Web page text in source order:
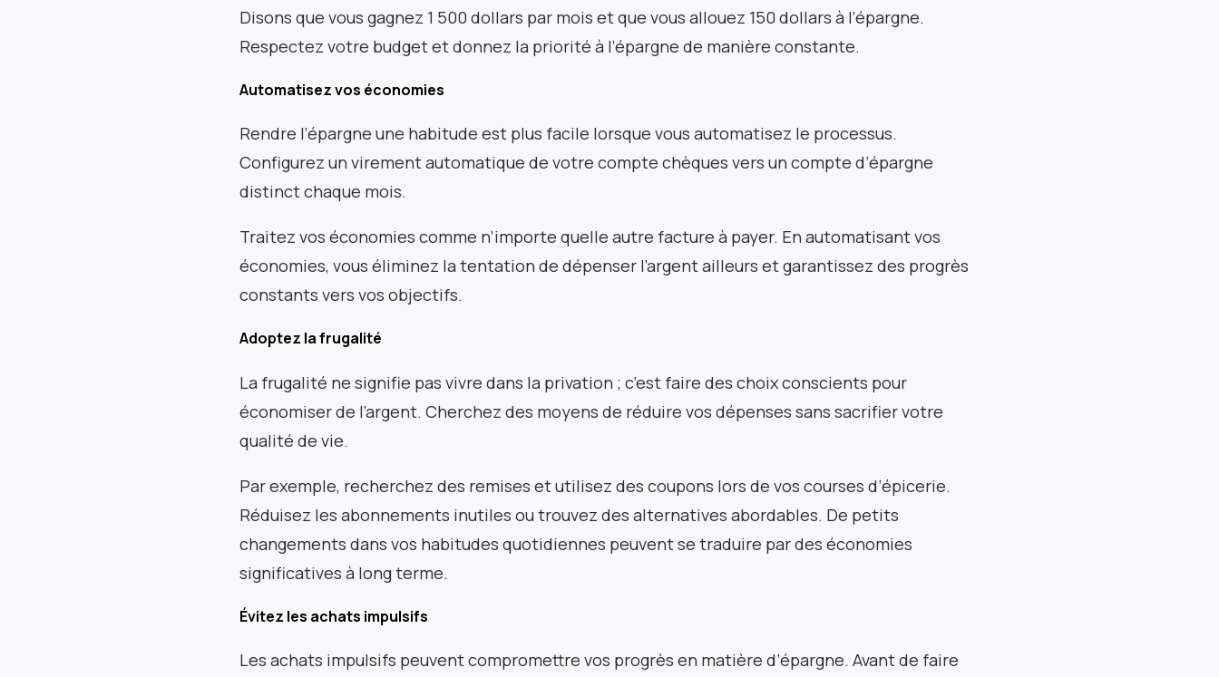
Disons que vous gagnez 1 500 dollars par mois et que vous allouez 150 dollars à l’épargne.
Respectez votre budget et donnez la priorité à l’épargne de manière constante.
Automatisez vos économies
Rendre l’épargne une habitude est plus facile lorsque vous automatisez le processus.
Configurez un virement automatique de votre compte chèques vers un compte d’épargne
distinct chaque mois.
Traitez vos économies comme n’importe quelle autre facture à payer. En automatisant vos
économies, vous éliminez la tentation de dépenser l’argent ailleurs et garantissez des progrès
constants vers vos objectifs.
Adoptez la frugalité
La frugalité ne signifie pas vivre dans la privation ; c’est faire des choix conscients pour
économiser de l’argent. Cherchez des moyens de réduire vos dépenses sans sacrifier votre
qualité de vie.
Par exemple, recherchez des remises et utilisez des coupons lors de vos courses d’épicerie.
Réduisez les abonnements inutiles ou trouvez des alternatives abordables. De petits
changements dans vos habitudes quotidiennes peuvent se traduire par des économies
significatives à long terme.
Évitez les achats impulsifs
Les achats impulsifs peuvent compromettre vos progrès en matière d’épargne. Avant de faire
Restez informé grâce à nos
newsletters lues par plus de 25 000
professionnels dans le monde
Nouvelle Frontière
Restez informé des principales actualités et
événements sur les marchés africains. Livré
Pulse54
Une plongée approfondie dans ce qui est ancien
Événements
Inscrivez-vous pour rester informé de nos